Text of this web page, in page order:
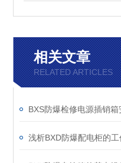
相关文章
RELATED ARTICLES
BXS防爆检修电源插销箱
浅析BXD防爆配电柜的工